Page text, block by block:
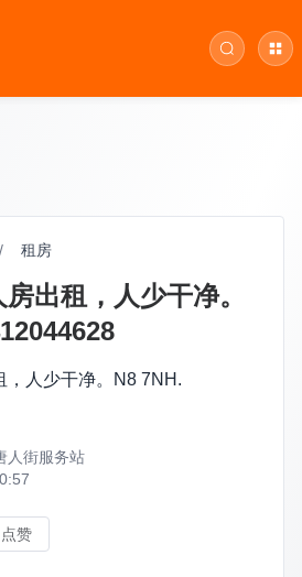
/ 租房
出租，人少干净。
，人少干净。N8 7NH.
人街服务站
点赞